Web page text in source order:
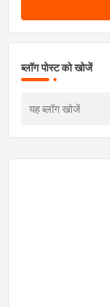
ब्लॉग पोस्ट को खोजें